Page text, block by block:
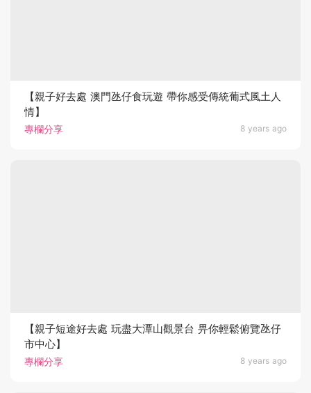
專欄分享 8 years ago
【親子好去處 澳門氹仔食玩遊 帶你感受傳統葡式風土人
情】
專欄分享 8 years ago
【親子短途好去處 玩盡大潭山觀景台 畀你輕鬆俯覽氹仔
市中心】